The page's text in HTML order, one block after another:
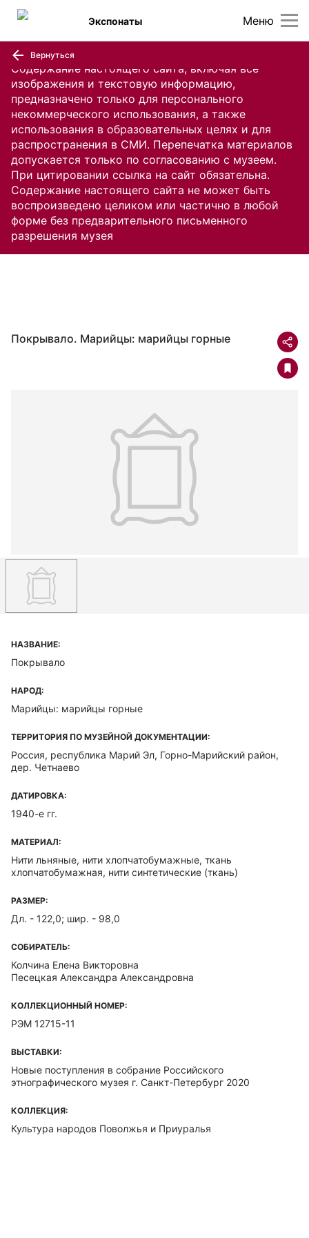
Содержание настоящего сайта, включая все
изображения и текстовую информацию,
предназначено только для персонального
некоммерческого использования, а также
использования в образовательных целях и для
распространения в СМИ. Перепечатка материалов
допускается только по согласованию с музеем.
При цитировании ссылка на сайт обязательна.
Содержание настоящего сайта не может быть
воспроизведено целиком или частично в любой
форме без предварительного письменного
разрешения музея
Меню
Экспонаты
Вернуться
Покрывало. Марийцы: марийцы горные
НАЗВАНИЕ:
Покрывало
НАРОД:
Марийцы: марийцы горные
ТЕРРИТОРИЯ ПО МУЗЕЙНОЙ ДОКУМЕНТАЦИИ:
Россия, республика Марий Эл, Горно-Марийский район,
дер. Четнаево
ДАТИРОВКА:
1940-е гг.
МАТЕРИАЛ:
Нити льняные, нити хлопчатобумажные, ткань
хлопчатобумажная, нити синтетические (ткань)
РАЗМЕР:
Дл. - 122,0; шир. - 98,0
СОБИРАТЕЛЬ:
Колчина Елена Викторовна
Песецкая Александра Александровна
КОЛЛЕКЦИОННЫЙ НОМЕР:
РЭМ 12715-11
ВЫСТАВКИ:
Новые поступления в собрание Российского
этнографического музея г. Санкт-Петербург 2020
КОЛЛЕКЦИЯ:
Культура народов Поволжья и Приуралья